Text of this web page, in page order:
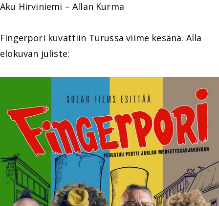
Aku Hirviniemi – Allan Kurma
Fingerpori kuvattiin Turussa viime kesänä. Alla
elokuvan juliste: